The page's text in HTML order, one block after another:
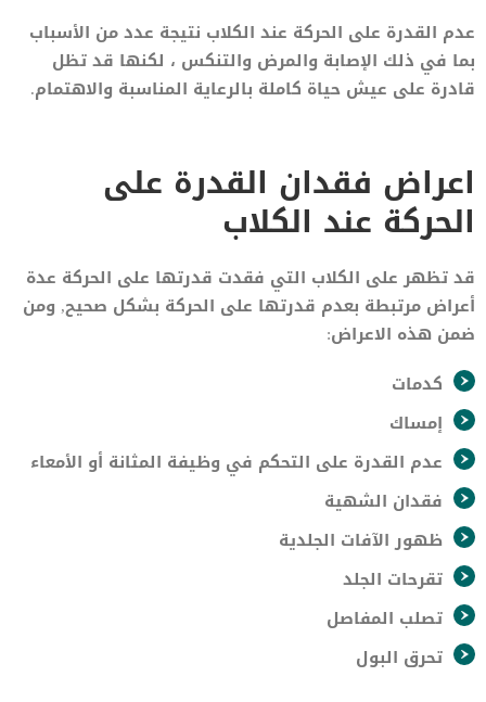
عدم القدرة على الحركة عند الكلاب نتيجة عدد من الأسباب
بما في ذلك الإصابة والمرض والتنكس ، لكنها قد تظل
قادرة على عيش حياة كاملة بالرعاية المناسبة والاهتمام.
اعراض فقدان القدرة على
الحركة عند الكلاب
قد تظهر على الكلاب التي فقدت قدرتها على الحركة عدة
أعراض مرتبطة بعدم قدرتها على الحركة بشكل صحيح, ومن
ضمن هذه الاعراض:
كدمات
إمساك
عدم القدرة على التحكم في وظيفة المثانة أو الأمعاء
فقدان الشهية
ظهور الآفات الجلدية
تقرحات الجلد
تصلب المفاصل
تحرق البول